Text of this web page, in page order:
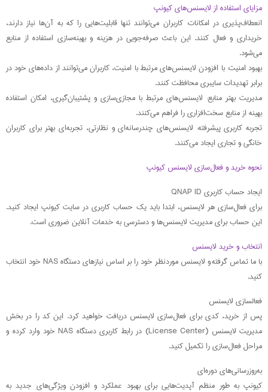
مزایای استفاده از لایسنس‌های کیونپ
انعطاف‌پذیری در امکانات: کاربران می‌توانند تنها قابلیت‌هایی را که به آن‌ها نیاز دارند،
خریداری و فعال کنند. این باعث صرفه‌جویی در هزینه و بهینه‌سازی استفاده از منابع
می‌شود.
بهبود امنیت: با افزودن لایسنس‌های مرتبط با امنیت، کاربران می‌توانند از داده‌های خود در
برابر تهدیدات سایبری محافظت کنند.
مدیریت بهتر منابع: لایسنس‌های مرتبط با مجازی‌سازی و پشتیبان‌گیری، امکان استفاده
بهینه از منابع سخت‌افزاری را فراهم می‌کنند.
تجربه کاربری پیشرفته: لایسنس‌های چندرسانه‌ای و نظارتی، تجربه‌ای بهتر برای کاربران
خانگی و تجاری ایجاد می‌کنند.
نحوه خرید و فعال‌سازی لایسنس کیونپ
ایجاد حساب کاربری QNAP ID
برای فعال‌سازی هر لایسنس، ابتدا باید یک حساب کاربری در سایت کیونپ ایجاد کنید.
این حساب برای مدیریت لایسنس‌ها و دسترسی به خدمات آنلاین ضروری است.
انتخاب و خرید لایسنس
با ما تماس گرفته و لایسنس موردنظر خود را بر اساس نیازهای دستگاه NAS خود انتخاب
کنید.
فعالسازی لایسنس
پس از خرید، کدی برای فعال‌سازی لایسنس دریافت خواهید کرد. این کد را در بخش
مدیریت لایسنس (License Center) در رابط کاربری دستگاه NAS خود وارد کرده و
مراحل فعال‌سازی را تکمیل کنید.
به‌روزرسانی‌های دوره‌ای
کیونپ به طور منظم آپدیت‌هایی برای بهبود عملکرد و افزودن ویژگی‌های جدید به